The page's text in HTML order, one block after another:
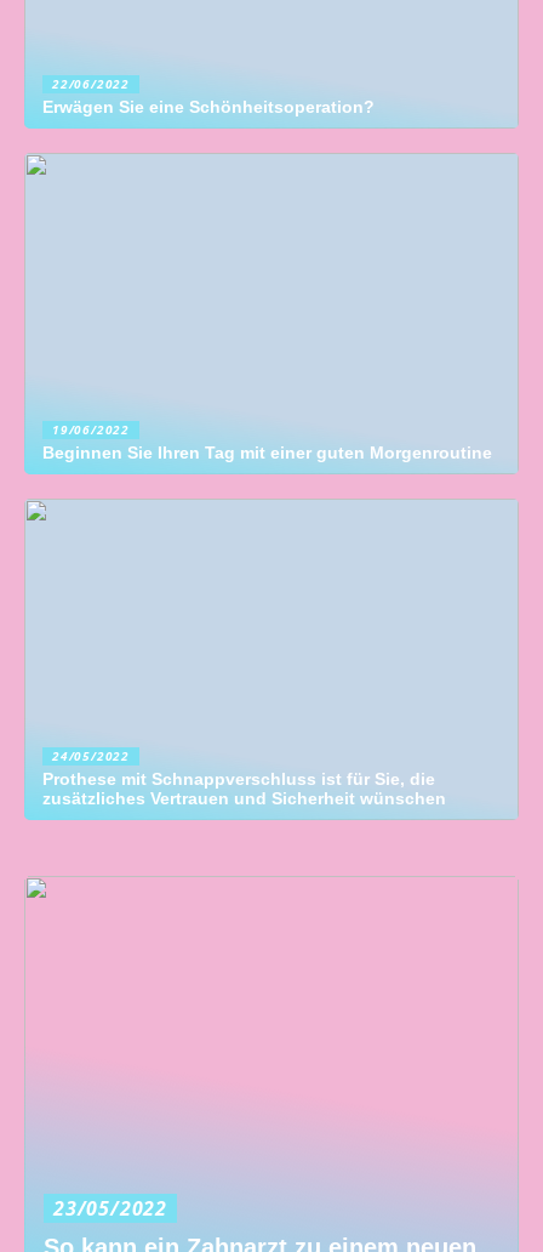
22/06/2022
Erwägen Sie eine Schönheitsoperation?
19/06/2022
Beginnen Sie Ihren Tag mit einer guten Morgenroutine
24/05/2022
Prothese mit Schnappverschluss ist für Sie, die
zusätzliches Vertrauen und Sicherheit wünschen
23/05/2022
So kann ein Zahnarzt zu einem neuen